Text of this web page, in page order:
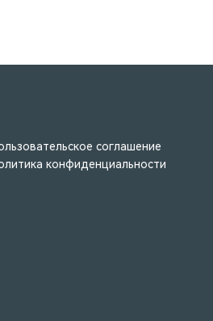
соглашение
конфиденциальности